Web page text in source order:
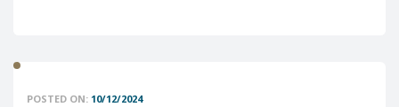
POSTED ON: 10/12/2024